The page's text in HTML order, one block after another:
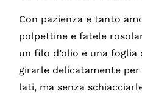
Con pazienza e tanto
polpettine e fatele
un filo d’olio e una
girarle delicatamente
lati, ma senza